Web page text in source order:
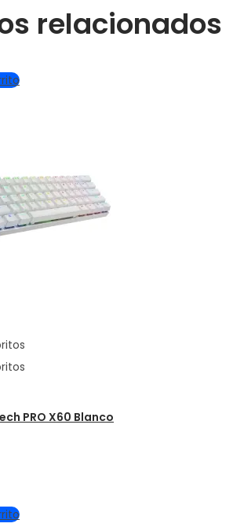
relacionados
PRO X60 Blanco